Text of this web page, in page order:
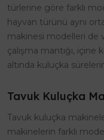
türlerine göre farklı
hayvan türünü aynı
makinesi modelleri de
çalışma mantığı,
altında kuluçka
Tavuk Kuluçka
Tavuk kuluçka
makinelerin farklı